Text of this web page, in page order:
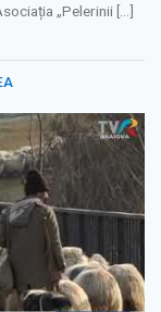
„Pelerinii […]